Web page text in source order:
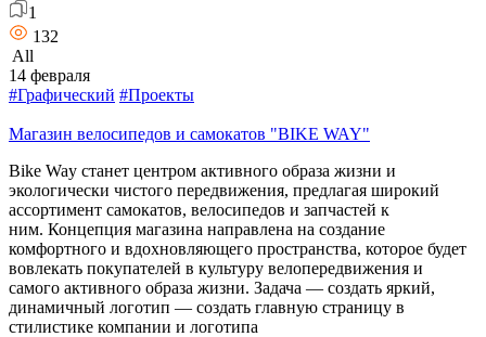
1
132
All
14 февраля
#Графический #Проекты
Магазин велосипедов и самокатов "BIKE WAY"
Bike Way станет центром активного образа жизни и
экологически чистого передвижения, предлагая широкий
ассортимент самокатов, велосипедов и запчастей к
ним. Концепция магазина направлена на создание
комфортного и вдохновляющего пространства, которое будет
вовлекать покупателей в культуру велопередвижения и
самого активного образа жизни. Задача — создать яркий,
динамичный логотип — создать главную страницу в
стилистике компании и логотипа